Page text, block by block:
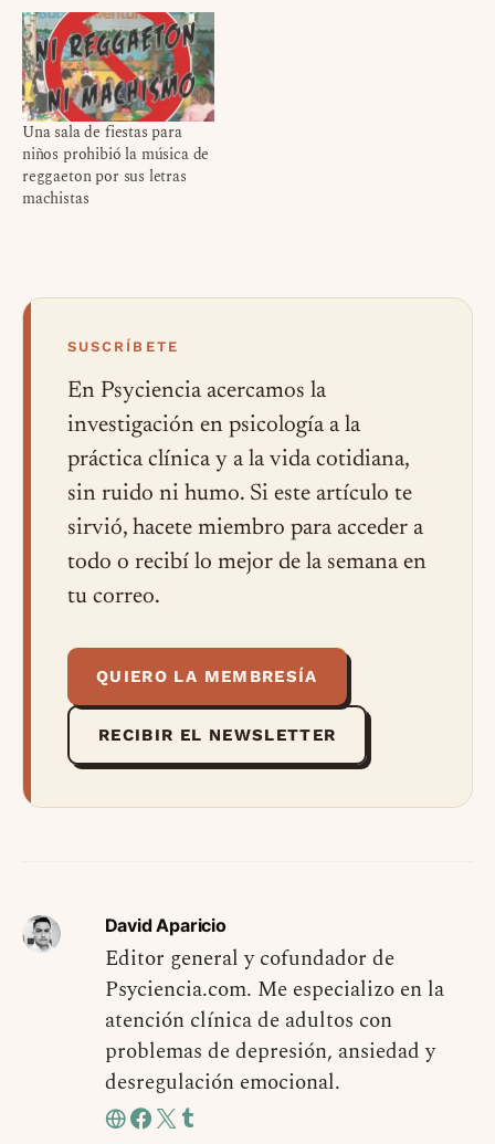
Una sala de fiestas para
niños prohibió la música de
reggaeton por sus letras
machistas
SUSCRÍBETE
En Psyciencia acercamos la
investigación en psicología a la
práctica clínica y a la vida cotidiana,
sin ruido ni humo. Si este artículo te
sirvió, hacete miembro para acceder a
todo o recibí lo mejor de la semana en
tu correo.
QUIERO LA MEMBRESÍA
RECIBIR EL NEWSLETTER
David Aparicio
Editor general y cofundador de
Psyciencia.com. Me especializo en la
atención clínica de adultos con
problemas de depresión, ansiedad y
desregulación emocional.